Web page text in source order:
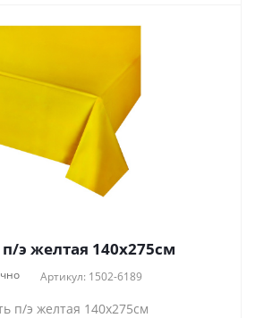
п/э желтая 140х275см
Артикул: 1502-6189
п/э желтая 140х275см